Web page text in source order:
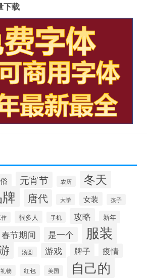
下载
元宵节 农历 冬天
唐代 大学 女装 孩子
作 很多人 手机 攻略 新年
春节期间 是一个 服装
汤圆 游戏 牌子 疫情
礼物 红包 美国 自己的